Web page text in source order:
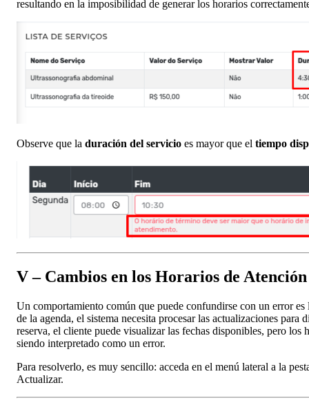
resultando en la imposibilidad de generar los horarios
Observe que la duración del servicio es mayor que el tiempo
V – Cambios en los Horarios de Atención
Un comportamiento común que puede confundirse con un error
de la agenda, el sistema necesita procesar las actualizaciones
reserva, el cliente puede visualizar las fechas disponibles, pero los
siendo interpretado como un error.
Para resolverlo, es muy sencillo: acceda en el menú lateral a la
Actualizar.